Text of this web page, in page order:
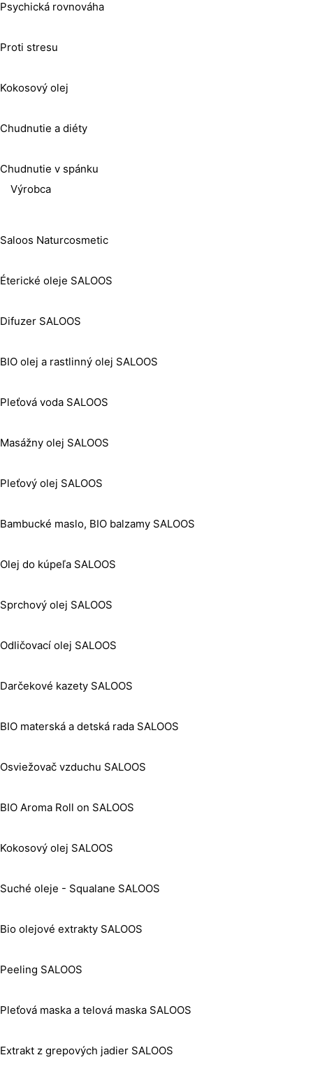
Psychická rovnováha
Proti stresu
Kokosový olej
Chudnutie a diéty
Chudnutie v spánku
Výrobca
Saloos Naturcosmetic
Éterické oleje SALOOS
Difuzer SALOOS
BIO olej a rastlinný olej SALOOS
Pleťová voda SALOOS
Masážny olej SALOOS
Pleťový olej SALOOS
Bambucké maslo, BIO balzamy SALOOS
Olej do kúpeľa SALOOS
Sprchový olej SALOOS
Odličovací olej SALOOS
Darčekové kazety SALOOS
BIO materská a detská rada SALOOS
Osviežovač vzduchu SALOOS
BIO Aroma Roll on SALOOS
Kokosový olej SALOOS
Suché oleje - Squalane SALOOS
Bio olejové extrakty SALOOS
Peeling SALOOS
Pleťová maska a telová maska SALOOS
Extrakt z grepových jadier SALOOS